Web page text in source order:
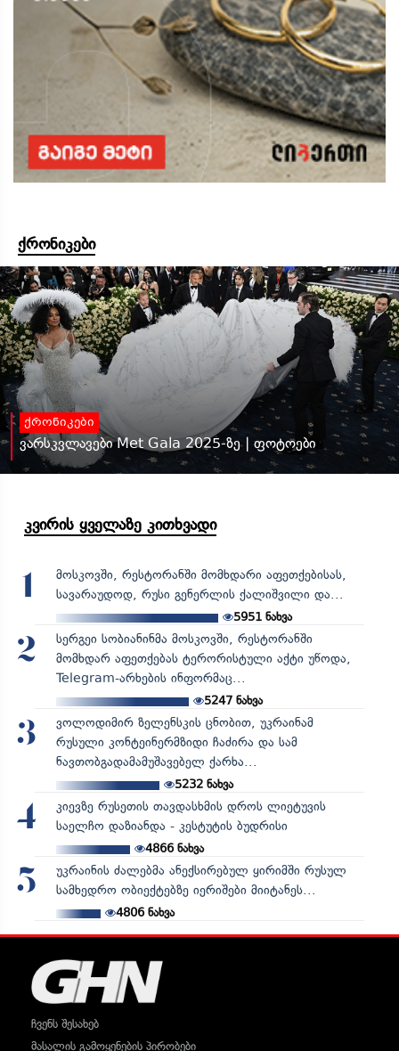
ქრონიკები
ქრონიკები
ვარსკვლავები Met Gala 2025-ზე | ფოტოები
კვირის ყველაზე კითხვადი
1
მოსკოვში, რესტორანში მომხდარი აფეთქებისას,
სავარაუდოდ, რუსი გენერლის ქალიშვილი და...
5951 ნახვა
2
სერგეი სობიანინმა მოსკოვში, რესტორანში
მომხდარ აფეთქებას ტერორისტული აქტი უწოდა,
Telegram-არხების ინფორმაც...
5247ნახვა
3
ვოლოდიმირ ზელენსკის ცნობით, უკრაინამ
რუსული კონტეინერმზიდი ჩაძირა და სამ
ნავთობგადამამუშავებელ ქარხა...
5232ნახვა
4
კიევზე რუსეთის თავდასხმის დროს ლიეტუვის
საელჩო დაზიანდა - კესტუტის ბუდრისი
4866ნახვა
5
უკრაინის ძალებმა ანექსირებულ ყირიმში რუსულ
სამხედრო ობიექტებზე იერიშები მიიტანეს...
4806ნახვა
ჩვენს შესახებ
მასალის გამოყენების პირობები